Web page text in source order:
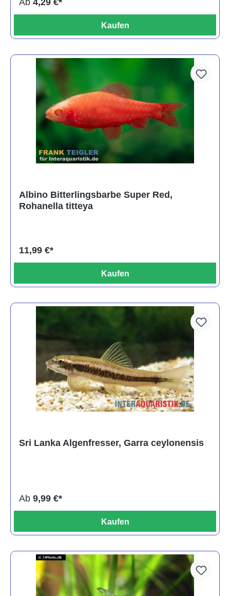
Ab 4,29 €*
Kaufen
Albino Bitterlingsbarbe Super Red,
Rohanella titteya
11,99 €*
Kaufen
Sri Lanka Algenfresser, Garra ceylonensis
Ab 9,99 €*
Kaufen